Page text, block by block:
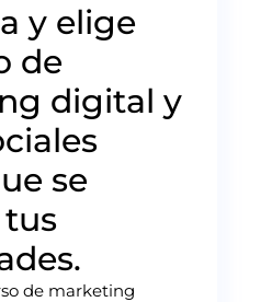
y elige
de
digital y
se
de marketing